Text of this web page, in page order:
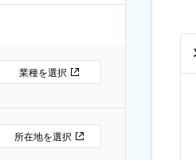
業種を選択
所在地を選択